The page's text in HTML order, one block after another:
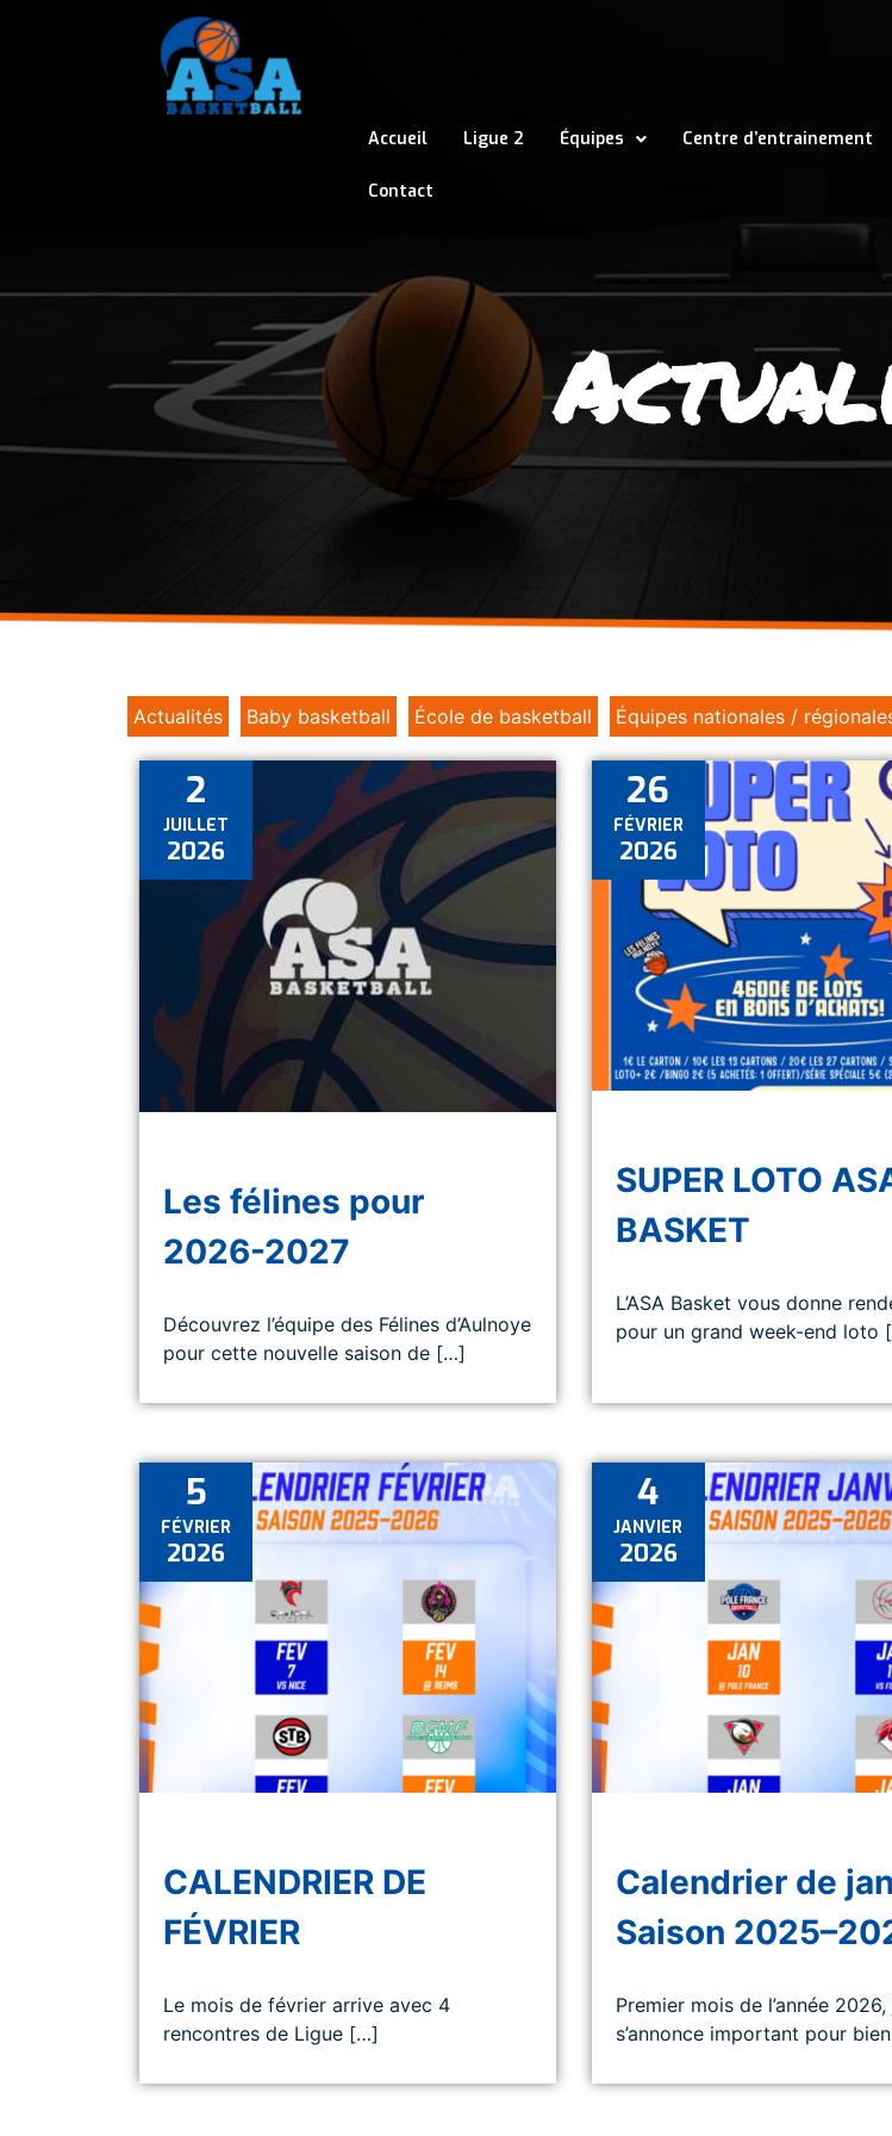
Accueil Ligue 2 Équipes Centre d’entrainement
Contact
Actualités Baby basketball École de basketball Équipes nationales /
2
JUILLET
2026
Les félines pour
2026-2027
Découvrez l’équipe des Félines d’Aulnoye
pour cette nouvelle saison de […]
26
FÉVRIER
2026
SUPER LOTO
BASKET
L’ASA Basket vous donne
pour un grand week-end loto
5
FÉVRIER
2026
CALENDRIER DE
FÉVRIER
Le mois de février arrive avec 4
rencontres de Ligue […]
4
JANVIER
2026
Calendrier de
Saison
Premier mois de l’année
s’annonce important pour